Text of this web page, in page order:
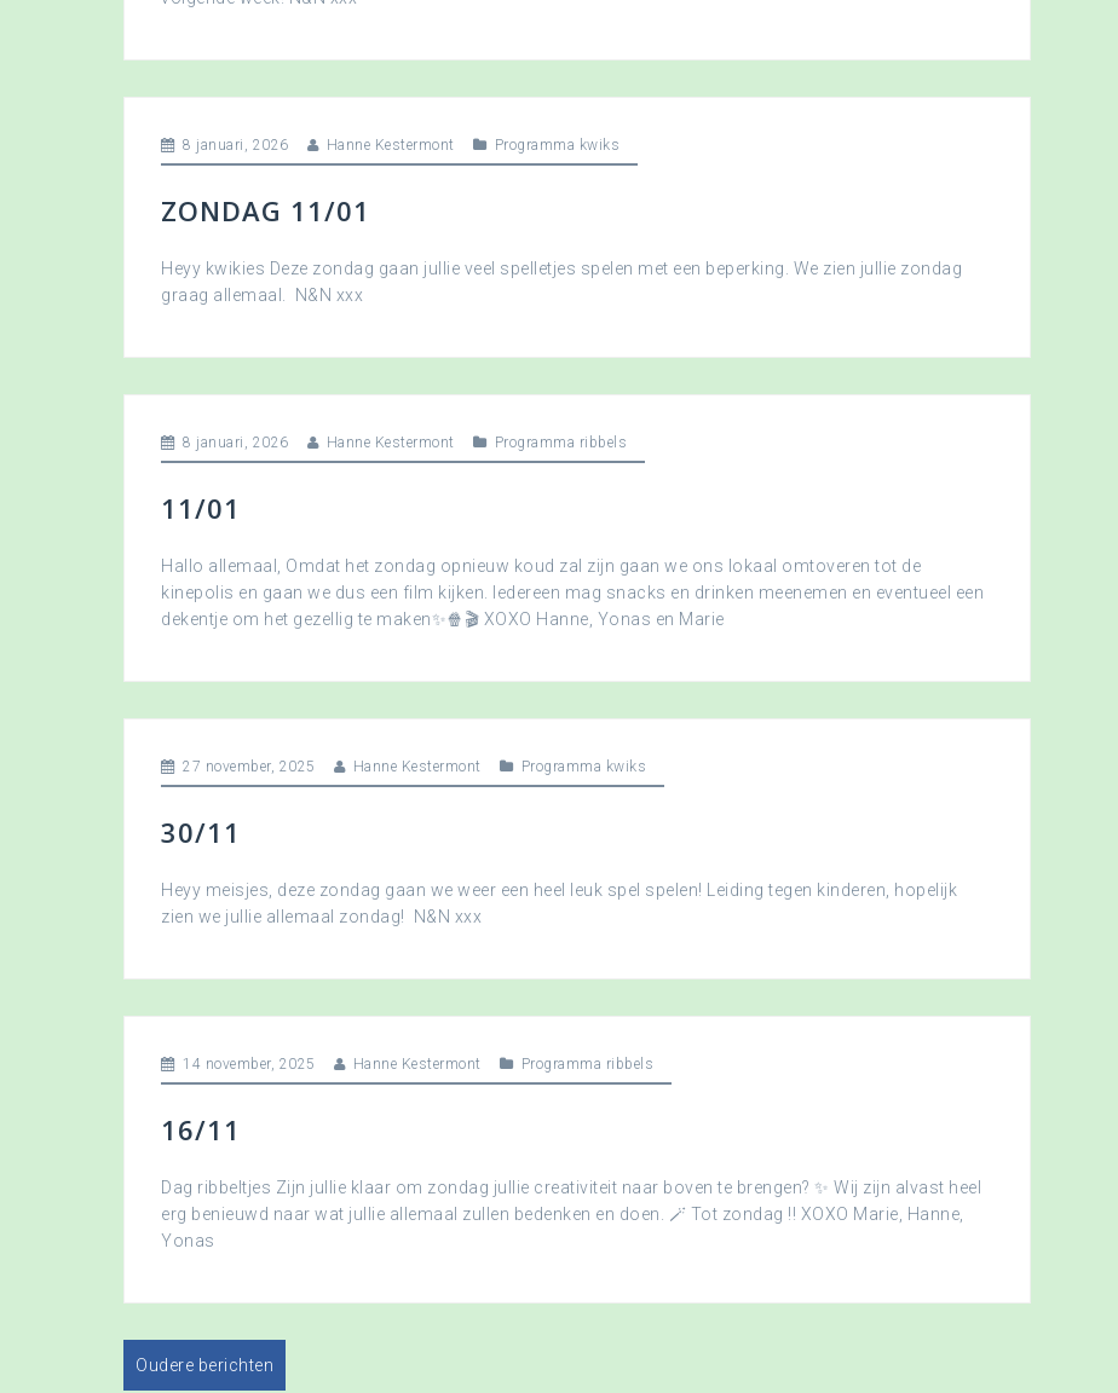
8 januari, 2026 Hanne Kestermont Programma kwiks
ZONDAG 11/01
Heyy kwikies Deze zondag gaan jullie veel spelletjes spelen met een beperking. We zien jullie zondag
graag allemaal. N&N xxx
8 januari, 2026 Hanne Kestermont Programma ribbels
11/01
Hallo allemaal, Omdat het zondag opnieuw koud zal zijn gaan we ons lokaal omtoveren tot de
kinepolis en gaan we dus een film kijken. Iedereen mag snacks en drinken meenemen en eventueel een
dekentje om het gezellig te maken✨🍿🎬 XOXO Hanne, Yonas en Marie
27 november, 2025 Hanne Kestermont Programma kwiks
30/11
Heyy meisjes, deze zondag gaan we weer een heel leuk spel spelen! Leiding tegen kinderen, hopelijk
zien we jullie allemaal zondag! N&N xxx
14 november, 2025 Hanne Kestermont Programma ribbels
16/11
Dag ribbeltjes Zijn jullie klaar om zondag jullie creativiteit naar boven te brengen? ✨ Wij zijn alvast heel
erg benieuwd naar wat jullie allemaal zullen bedenken en doen. 🪄 Tot zondag !! XOXO Marie, Hanne,
Yonas
Oudere berichten